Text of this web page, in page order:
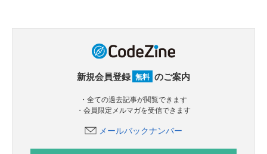
新規会員登録 無料 のご案内
・全ての過去記事が閲覧できます
・会員限定メルマガを受信できます
メールバックナンバー